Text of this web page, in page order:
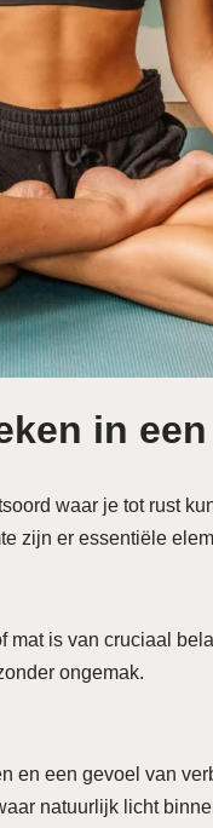
in
waar je tot rust
zijn er essentiële
mat is van cruciaal
ongemak.
en een gevoel van
natuurlijk licht